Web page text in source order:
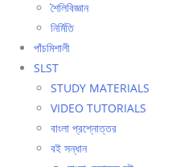
শৈলিবিজ্ঞান
নির্মিতি
পাঁচমিশালী
SLST
STUDY MATERIALS
VIDEO TUTORIALS
বাংলা প্রশ্নোত্তর
বই সন্ধান